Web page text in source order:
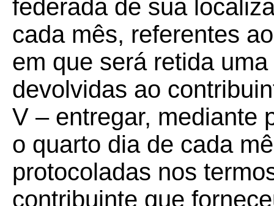
federada de sua
cada mês, referentes
em que será retida
devolvidas ao
V – entregar, mediante
o quarto dia de cada
protocoladas nos
contribuinte que